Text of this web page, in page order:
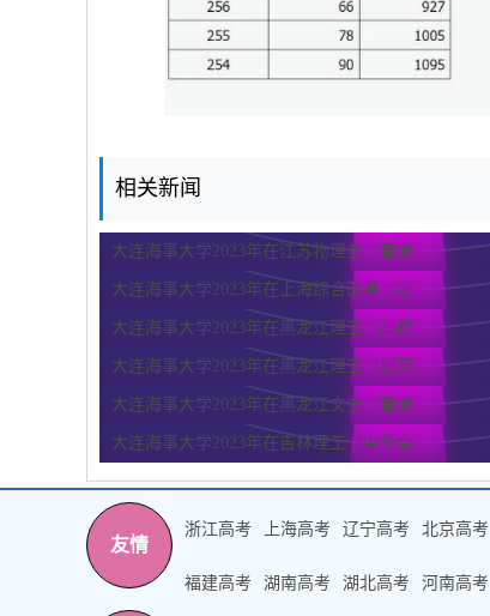
相关新闻
大连海事大学2023年在江苏物理类（普通...
大连海事大学2023年在上海综合改革（提...
大连海事大学2023年在黑龙江理工（高校...
大连海事大学2023年在黑龙江理工（提前...
大连海事大学2023年在黑龙江文史（普通...
大连海事大学2023年在吉林理工（中外合...
友情
浙江高考 上海高考 辽宁高考 北京高考
福建高考 湖南高考 湖北高考 河南高考